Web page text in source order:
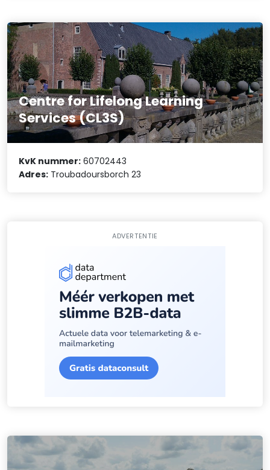
Centre for Lifelong Learning
Services (CL3S)
KvK nummer: 60702443
Adres: Troubadoursborch 23
ADVERTENTIE